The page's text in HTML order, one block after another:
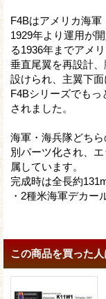
F4Bはアメリカ海軍
1929年より運用が
る1936年までアメ
垂直尾翼を再設計
設けられ、主翼下
F4Bシリーズでも
されました。
海軍・海兵隊どち
別パーツ化され、
属しています。
完成時は全長約
・2種米海軍デカー
この商品を買った